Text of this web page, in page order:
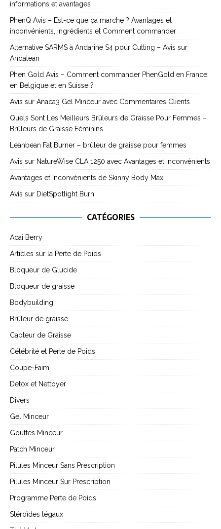
informations et avantages
PhenQ Avis – Est-ce que ça marche ? Avantages et
inconvénients, ingrédients et Comment commander
Alternative SARMS à Andarine S4 pour Cutting – Avis sur
Andalean
Phen Gold Avis – Comment commander PhenGold en France,
en Belgique et en Suisse ?
Avis sur Anaca3 Gel Minceur avec Commentaires Clients
Quels Sont Les Meilleurs Brûleurs de Graisse Pour Femmes –
Brûleurs de Graisse Féminins
Leanbean Fat Burner – brûleur de graisse pour femmes
Avis sur NatureWise CLA 1250 avec Avantages et Inconvénients
Avantages et Inconvénients de Skinny Body Max
Avis sur DietSpotlight Burn
CATÉGORIES
Acai Berry
Articles sur la Perte de Poids
Bloqueur de Glucide
Bloqueur de graisse
Bodybuilding
Brûleur de graisse
Capteur de Graisse
Célébrité et Perte de Poids
Coupe-Faim
Detox et Nettoyer
Divers
Gel Minceur
Gouttes Minceur
Patch Minceur
Pilules Minceur Sans Prescription
Pilules Minceur Sur Prescription
Programme Perte de Poids
Stéroïdes légaux